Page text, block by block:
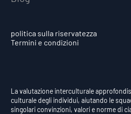
politica sulla riservatezza
Termini e condizioni
La valutazione interculturale
culturale degli individui, aiutando le
singolari convinzioni, valori e norme di